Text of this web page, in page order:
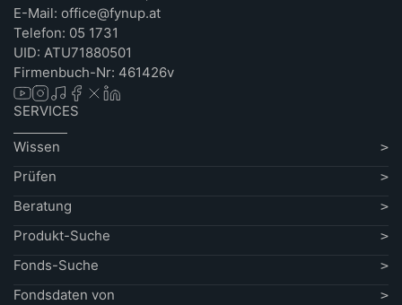
E-Mail: office@fynup.at
Telefon: 05 1731
UID: ATU71880501
Firmenbuch-Nr: 461426v
SERVICES
Wissen
Prüfen
Beratung
Produkt-Suche
Fonds-Suche
Fondsdaten von